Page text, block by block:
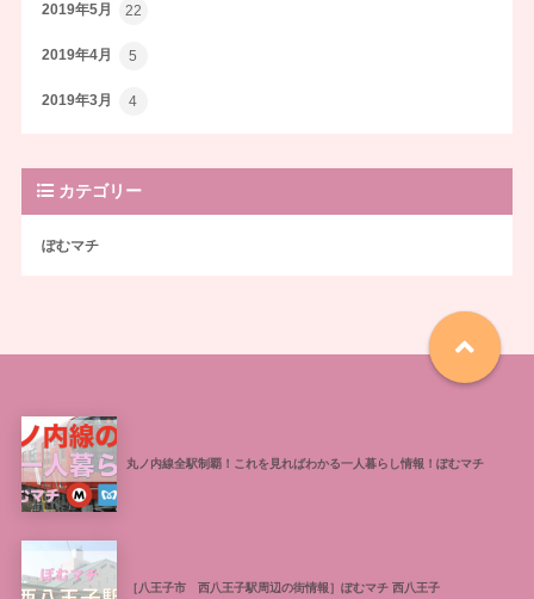
2019年5月 22
2019年4月 5
2019年3月 4
カテゴリー
ぽむマチ
丸ノ内線全駅制覇！これを見ればわかる一人暮らし情報！ぽむマチ
［八王子市 西八王子駅周辺の街情報］ぽむマチ 西八王子